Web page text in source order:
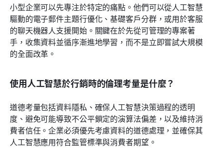
小型企業可以先專注於特定的痛點。他們可以從人工智慧
驅動的電子郵件主題行優化、基礎客戶分群，或用於客服
的聊天機器人支援開始。關鍵在於先從可管理的專案著
手，收集資料並循序漸進地學習，而不是立即嘗試大規模
的全面改革。
使用人工智慧於行銷時的倫理考量是什麼？
道德考量包括資料隱私、確保人工智慧決策過程的透明
度、避免可能導致不公平鎖定的演算法偏差，以及維持消
費者信任。企業必須優先考慮資料的道德處理，並確保其
人工智慧應用符合監管標準與消費者期望。